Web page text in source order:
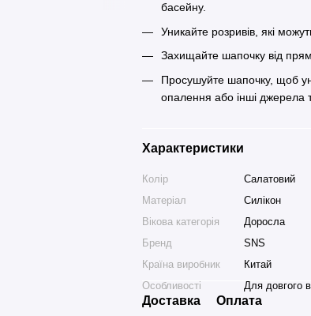
басейну.
Уникайте розривів, які
Захищайте шапочку від
Просушуйте шапочку, щоб
опалення або інші джерела
Характеристики
Колір
Салатовий
Матеріал
Силікон
Вікова категорія
Доросла
Бренд
SNS
Країна виробник
Китай
Особливості
Для довгого
Доставка
Оплата